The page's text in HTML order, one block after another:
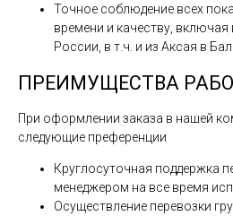
Точное соблюдение всех
времени и качеству, включая
России, в т.ч. и из Аксая в
ПРЕИМУЩЕСТВА
При оформлении заказа в нашей
следующие преференции
Круглосуточная поддержка
менеджером на все время
Осуществление перевозки